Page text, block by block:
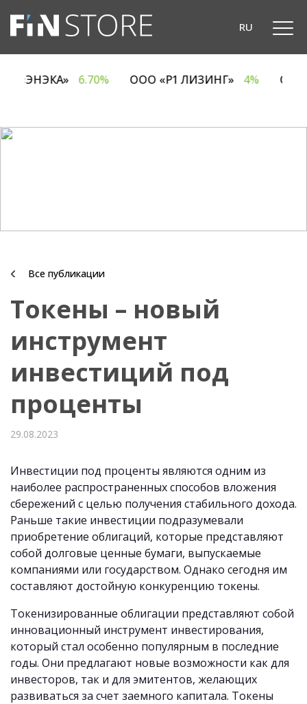
RU
ОДО «ЭНЭКА» 6.70% ООО «Р1 ЛИЗИНГ» 4%
Все публикации
Токены – новый
инструмент
инвестиций под
проценты
29.08.2023
Инвестиции под проценты являются одним из
наиболее распространенных способов вложения
сбережений с целью получения стабильного дохода.
Раньше такие инвестиции подразумевали
приобретение облигаций, которые представляют
собой долговые ценные бумаги, выпускаемые
компаниями или государством. Однако сегодня им
составляют достойную конкуренцию токены.
Токенизированные облигации представляют собой
инновационный инструмент инвестирования,
который стал особенно популярным в последние
годы. Они предлагают новые возможности как для
инвесторов, так и для эмитентов, желающих
развиваться за счет заемного капитала. Токены